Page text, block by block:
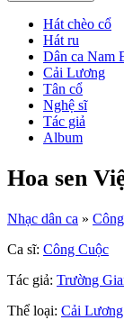
Hát chèo cổ
Hát ru
Dân ca Nam
Cải Lương
Tân cổ
Nghệ sĩ
Tác giả
Album
Hoa sen
Nhạc dân ca »
Ca sĩ: Công Cuộc
Tác giả: Trường
Thể loại: Cải Lương